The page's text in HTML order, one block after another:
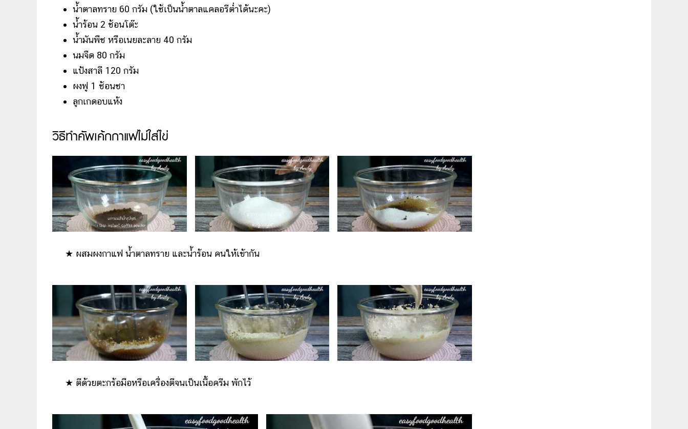
น้ำตาลทราย 60 กรัม (ใช้เป็นน้ำตาลแคลอรีต่ำได้นะคะ)
น้ำร้อน 2 ช้อนโต๊ะ
น้ำมันพืช หรือเนยละลาย 40 กรัม
นมจืด 80 กรัม
แป้งสาลี 120 กรัม
ผงฟู 1 ช้อนชา
ลูกเกดอบแห้ง
วิธีทำคัพเค้กกาแฟไม่ใส่ไข่
★​ ผสมผงกาแฟ น้ำตาลทราย และน้ำร้อน คนให้เข้ากัน
★​ ตีด้วยตะกร้อมือหรือเครื่องตีจนเป็นเนื้อครีม พักไว้